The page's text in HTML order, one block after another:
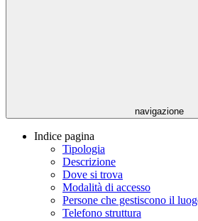
navigazione
Indice pagina
Tipologia
Descrizione
Dove si trova
Modalità di accesso
Persone che gestiscono il
Telefono struttura